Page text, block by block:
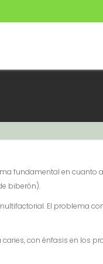
fundamental en cuanto
biberón).
El problema
con énfasis en los